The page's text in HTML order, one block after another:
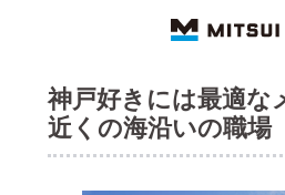
神戸好きには最適な
近くの海沿いの職場